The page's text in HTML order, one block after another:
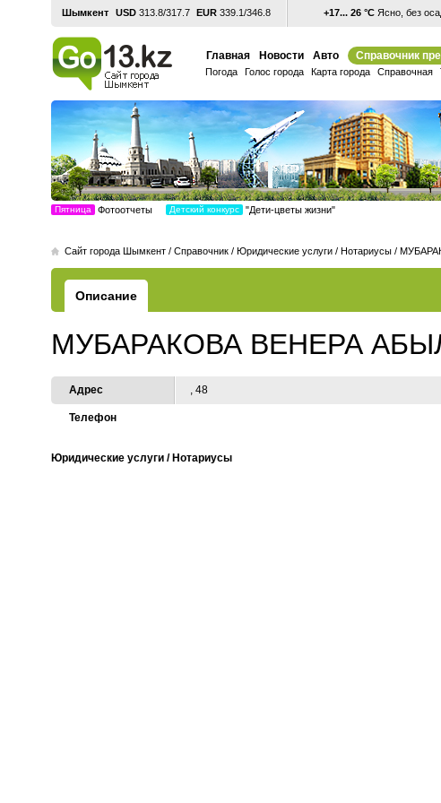
Шымкент USD 313.8/317.7 EUR 339.1/346.8 +17... 26 °С Ясно, без
Главная Новости Авто Справочник
Погода Голос города Карта города Справочная
Пятница Фотоотчеты Детский конкурс "Дети-цветы жизни"
Cайт города Шымкент / Справочник / Юридические услуги / Нотариусы /
Описание
МУБАРАКОВА ВЕНЕРА
Адрес , 48
Телефон
Юридические услуги / Нотариусы